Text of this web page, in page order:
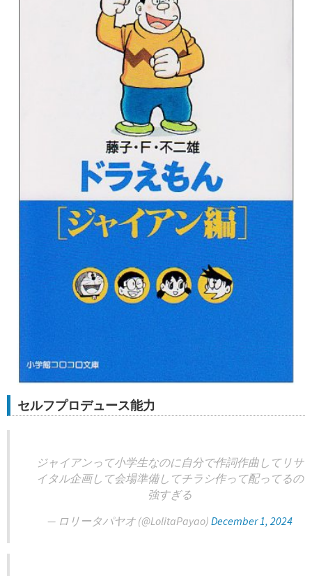
セルフプロデュース能力
ジャイアンって小学生なのに自分で作詞作曲してリサ
イタル企画して会場準備してチラシ作って配ってるの
強すぎる
— ロリータパヤオ (@LolitaPayao) December 1, 2024